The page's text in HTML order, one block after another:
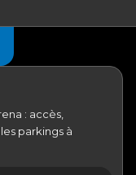
: accès,
parkings à